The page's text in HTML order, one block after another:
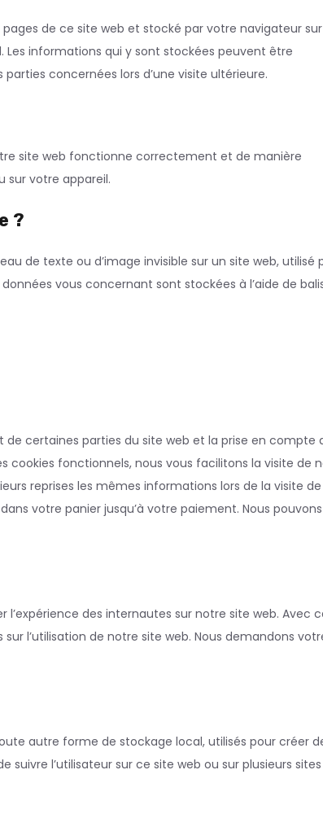
de ce site web et stocké par votre navigateur
Les informations qui y sont stockées peuvent être
concernées lors d’une visite ultérieure.
site web fonctionne correctement et de manière
sur votre appareil.
?
de texte ou d’image invisible sur un site web, utilisé
vous concernant sont stockées à l’aide de
certaines parties du site web et la prise en compte
cookies fonctionnels, nous vous facilitons la visite de
reprises les mêmes informations lors de la visite de
votre panier jusqu’à votre paiement. Nous pouvons
l’expérience des internautes sur notre site web. Avec
l’utilisation de notre site web. Nous demandons
autre forme de stockage local, utilisés pour créer
suivre l’utilisateur sur ce site web ou sur plusieurs